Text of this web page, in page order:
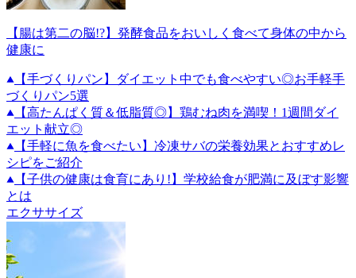
【腸は第二の脳!?】発酵食品をおいしく食べて身体の中から
健康に
【手づくりパン】ダイエット中でも食べやすい◎お手軽手
づくりパン5選
【高たんぱく質＆低脂質◎】鶏むね肉を満喫！1週間ダイ
エット献立◎
【手軽に魚を食べたい】冷凍サバの栄養効果とおすすめレ
シピをご紹介
【子供の健康は食育にあり!】学校給食が肥満に及ぼす影響
とは
エクササイズ